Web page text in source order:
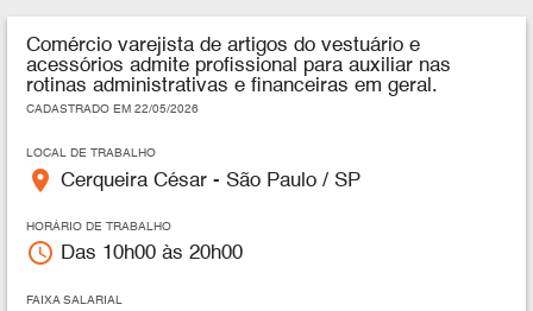
Comércio varejista de artigos do vestuário e
acessórios admite profissional paraauxiliar nas
rotinas administrativas e financeiras em geral.
CADASTRADO EM 22/05/2026
LOCAL DE TRABALHO
place Cerqueira César - São Paulo / SP
HORÁRIO DE TRABALHO
access_time Das 10h00 às 20h00
FAIXA SALARIAL